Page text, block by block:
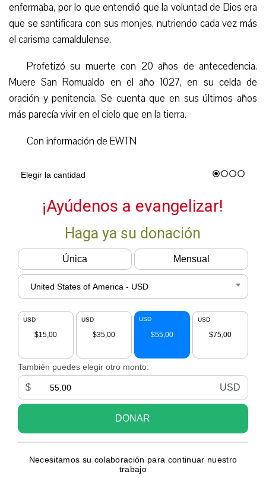
enfermaba, por lo que entendió que la voluntad de Dios era
que se santificara con sus monjes, nutriendo cada vez más
el carisma camaldulense.
Profetizó su muerte con 20 años de antecedencia.
Muere San Romualdo en el año 1027, en su celda de
oración y penitencia. Se cuenta que en sus últimos años
más parecía vivir en el cielo que en la tierra.
Con información de EWTN